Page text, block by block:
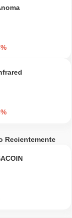
Recientemente